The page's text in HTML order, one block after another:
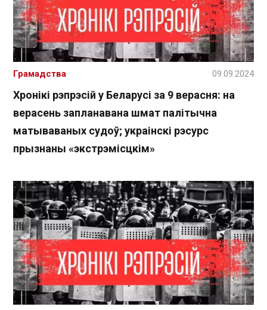
Хронікі рэпрэсій у Беларусі за 9 верасня: на
верасень запланавана шмат палітычна
матываваных судоў; украінскі рэсурс
прызнаны «экстрэмісцкім»
Грамадства 09.09.2024